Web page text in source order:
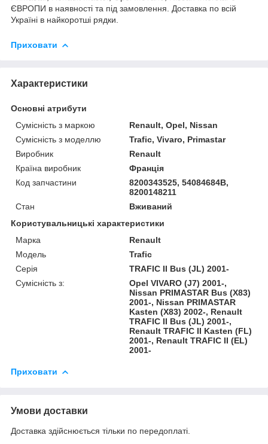
ЄВРОПИ в наявності та під замовлення. Доставка по всій
Україні в найкоротші рядки.
Приховати
Характеристики
Основні атрибути
Сумісність з маркою
Renault, Opel, Nissan
Сумісність з моделлю
Trafic, Vivaro, Primastar
Виробник
Renault
Країна виробник
Франція
Код запчастини
8200343525, 54084684В,
8200148211
Стан
Вживаний
Користувальницькі характеристики
Марка
Renault
Модель
Trafic
Серія
TRAFIC II Bus (JL) 2001-
Сумісність з:
Opel VIVARO (J7) 2001-,
Nissan PRIMASTAR Bus (X83)
2001-, Nissan PRIMASTAR
Kasten (X83) 2002-, Renault
TRAFIC II Bus (JL) 2001-,
Renault TRAFIC II Kasten (FL)
2001-, Renault TRAFIC II (EL)
2001-
Приховати
Умови доставки
Доставка здійснюється тільки по передоплаті.